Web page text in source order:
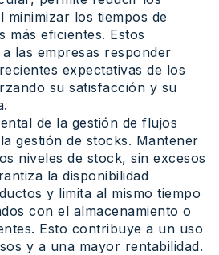
minimizar los tiempos de
más eficientes. Estos
las empresas responder
expectativas de los
su satisfacción y su
de la gestión de flujos
gestión de stocks. Mantener
niveles de stock, sin excesos
la disponibilidad
y limita al mismo tiempo
con el almacenamiento o
Esto contribuye a un uso
y a una mayor rentabilidad.